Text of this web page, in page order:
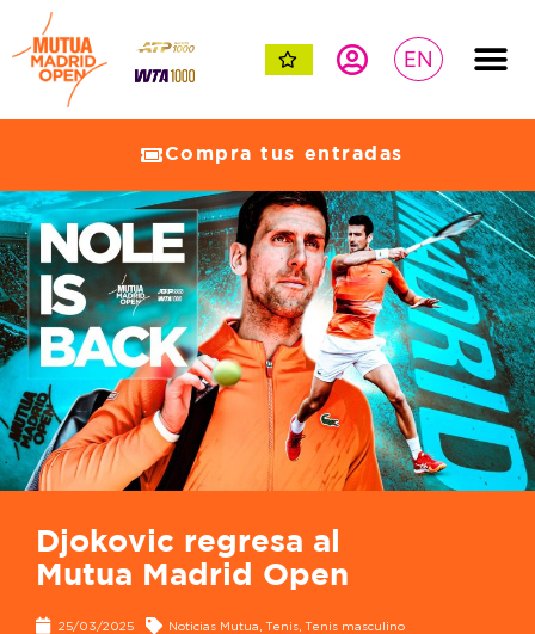
EN
Compra tus entradas
Djokovic regresa al
Mutua Madrid Open
25/03/2025 Noticias Mutua Tenis Tenis masculino